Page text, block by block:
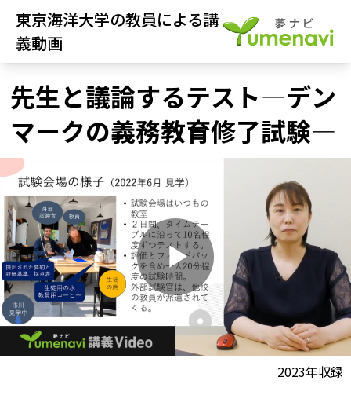
東京海洋大学の教員による講
義動画
先生と議論するテスト―デン
マークの義務教育修了試験―
P
2023年収録